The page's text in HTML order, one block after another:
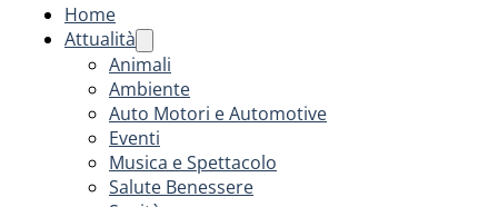
Home
Attualità
Animali
Ambiente
Auto Motori e Automotive
Eventi
Musica e Spettacolo
Salute Benessere